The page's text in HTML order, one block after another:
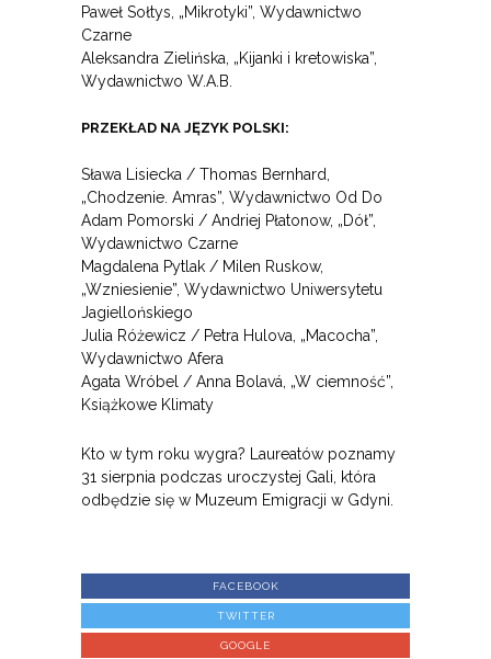
Paweł Sołtys, „Mikrotyki”, Wydawnictwo
Czarne
Aleksandra Zielińska, „Kijanki i kretowiska”,
Wydawnictwo W.A.B.
PRZEKŁAD NA JĘZYK POLSKI:
Sława Lisiecka / Thomas Bernhard,
„Chodzenie. Amras”, Wydawnictwo Od Do
Adam Pomorski / Andriej Płatonow, „Dół”,
Wydawnictwo Czarne
Magdalena Pytlak / Milen Ruskow,
„Wzniesienie”, Wydawnictwo Uniwersytetu
Jagiellońskiego
Julia Różewicz / Petra Hulova, „Macocha”,
Wydawnictwo Afera
Agata Wróbel / Anna Bolavá, „W ciemność”,
Książkowe Klimaty
Kto w tym roku wygra? Laureatów poznamy
31 sierpnia podczas uroczystej Gali, która
odbędzie się w Muzeum Emigracji w Gdyni.
FACEBOOK
TWITTER
GOOGLE